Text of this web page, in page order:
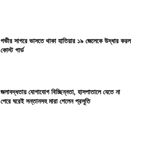
গভীর সাগরে ভাসতে থাকা হাতিয়ার ১৯ জেলেকে উদ্ধার করল
কোস্ট গার্ড
জলাবদ্ধতায় যোগাযোগ বিচ্ছিন্নতা, হাসপাতালে যেতে না
পেরে ঘরেই সন্তানসহ মারা গেলেন প্রসূতি